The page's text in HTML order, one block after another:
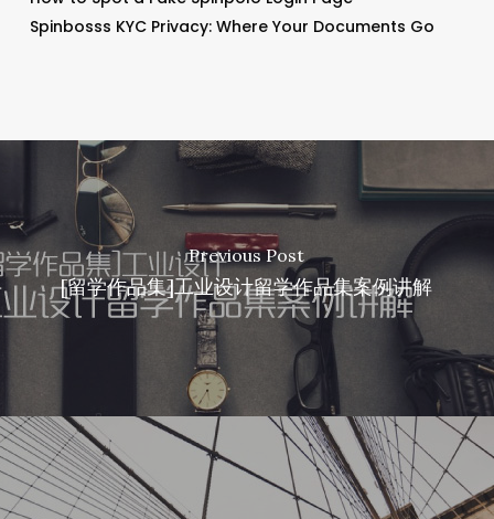
Spinbosss KYC Privacy: Where Your Documents Go
Previous Post
[留学作品集]工业设计留学作品集案例讲解